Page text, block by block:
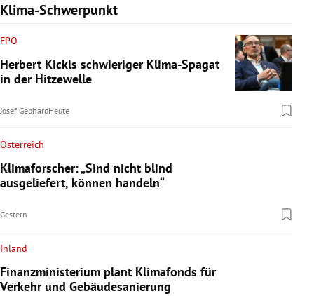
Klima-Schwerpunkt
FPÖ
Herbert Kickls schwieriger Klima-Spagat
in der Hitzewelle
Josef GebhardHeute
Österreich
Klimaforscher: „Sind nicht blind
ausgeliefert, können handeln“
Gestern
Inland
Finanzministerium plant Klimafonds für
Verkehr und Gebäudesanierung